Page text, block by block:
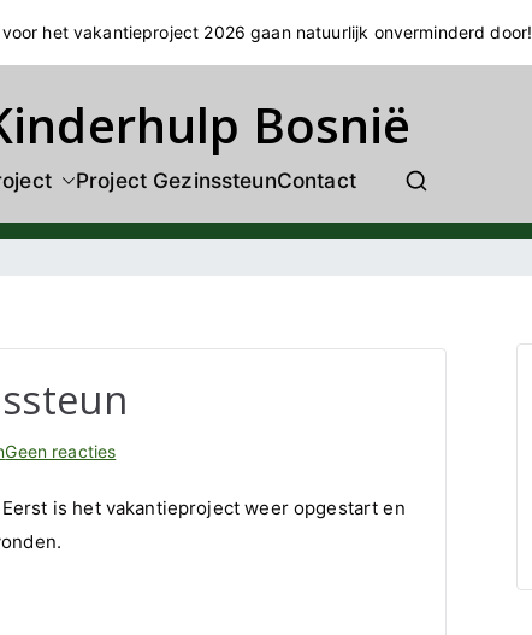
het vakantieproject 2026 gaan natuurlijk onverminderd door!
Bosnië
Project GezinssteunContact
Geen reactiesop
nieuwe
is het vakantieproject weer opgestart en